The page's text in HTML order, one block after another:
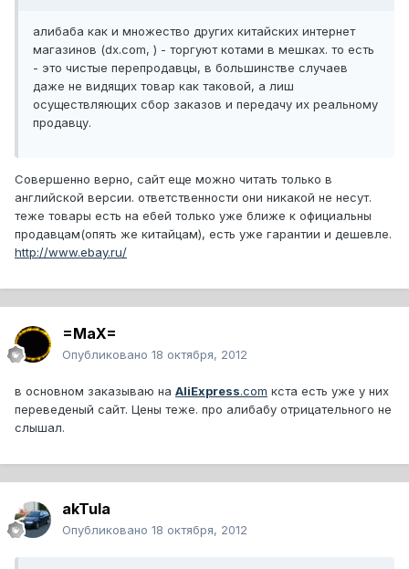
алибаба как и множество других китайских интернет
магазинов (dx.com, ) - торгуют котами в мешках. то есть
- это чистые перепродавцы, в большинстве случаев
даже не видящих товар как таковой, а лиш
осуществляющих сбор заказов и передачу их реальному
продавцу.
Совершенно верно, сайт еще можно читать только в
английской версии. ответственности они никакой не несут.
теже товары есть на ебей только уже ближе к официальны
продавцам(опять же китайцам), есть уже гарантии и дешевле.
http://www.ebay.ru/
=MaX=
Опубликовано 18 октября, 2012
в основном заказываю на AliExpress.com кста есть уже у них
переведеный сайт. Цены теже. про алибабу отрицательного не
слышал.
akTula
Опубликовано 18 октября, 2012